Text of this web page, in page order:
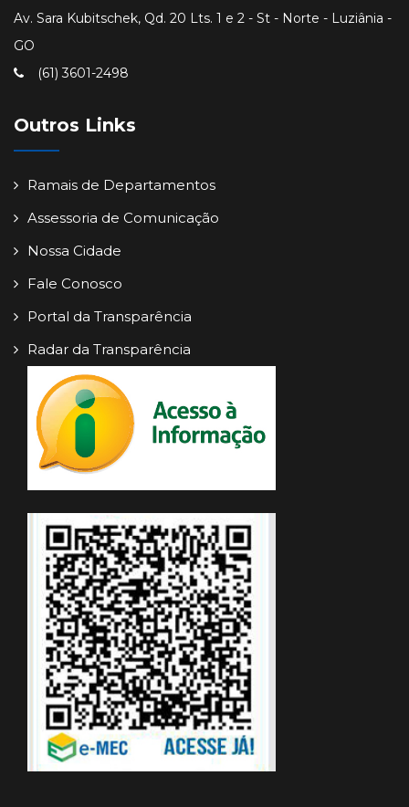
Av. Sara Kubitschek, Qd. 20 Lts. 1 e 2 - St - Norte - Luziânia -
GO
(61) 3601-2498
Outros Links
Ramais de Departamentos
Assessoria de Comunicação
Nossa Cidade
Fale Conosco
Portal da Transparência
Radar da Transparência